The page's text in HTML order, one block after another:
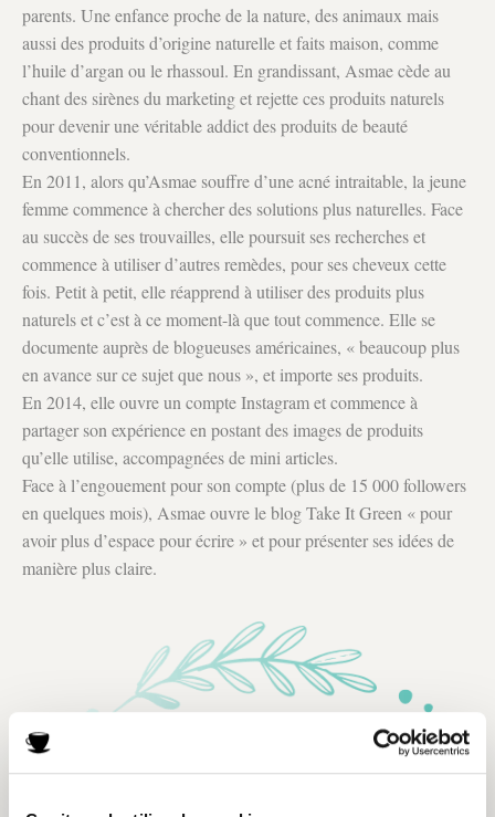
parents. Une enfance proche de la nature, des animaux mais
aussi des produits d’origine naturelle et faits maison, comme
l’huile d’argan ou le rhassoul. En grandissant, Asmae cède au
chant des sirènes du marketing et rejette ces produits naturels
pour devenir une véritable addict des produits de beauté
conventionnels.
En 2011, alors qu’Asmae souffre d’une acné intraitable, la jeune
femme commence à chercher des solutions plus naturelles. Face
au succès de ses trouvailles, elle poursuit ses recherches et
commence à utiliser d’autres remèdes, pour ses cheveux cette
fois. Petit à petit, elle réapprend à utiliser des produits plus
naturels et c’est à ce moment-là que tout commence. Elle se
documente auprès de blogueuses américaines, « beaucoup plus
en avance sur ce sujet que nous », et importe ses produits.
En 2014, elle ouvre un compte Instagram et commence à
partager son expérience en postant des images de produits
qu’elle utilise, accompagnées de mini articles.
Face à l’engouement pour son compte (plus de 15 000 followers
en quelques mois), Asmae ouvre le blog Take It Green « pour
avoir plus d’espace pour écrire » et pour présenter ses idées de
manière plus claire.